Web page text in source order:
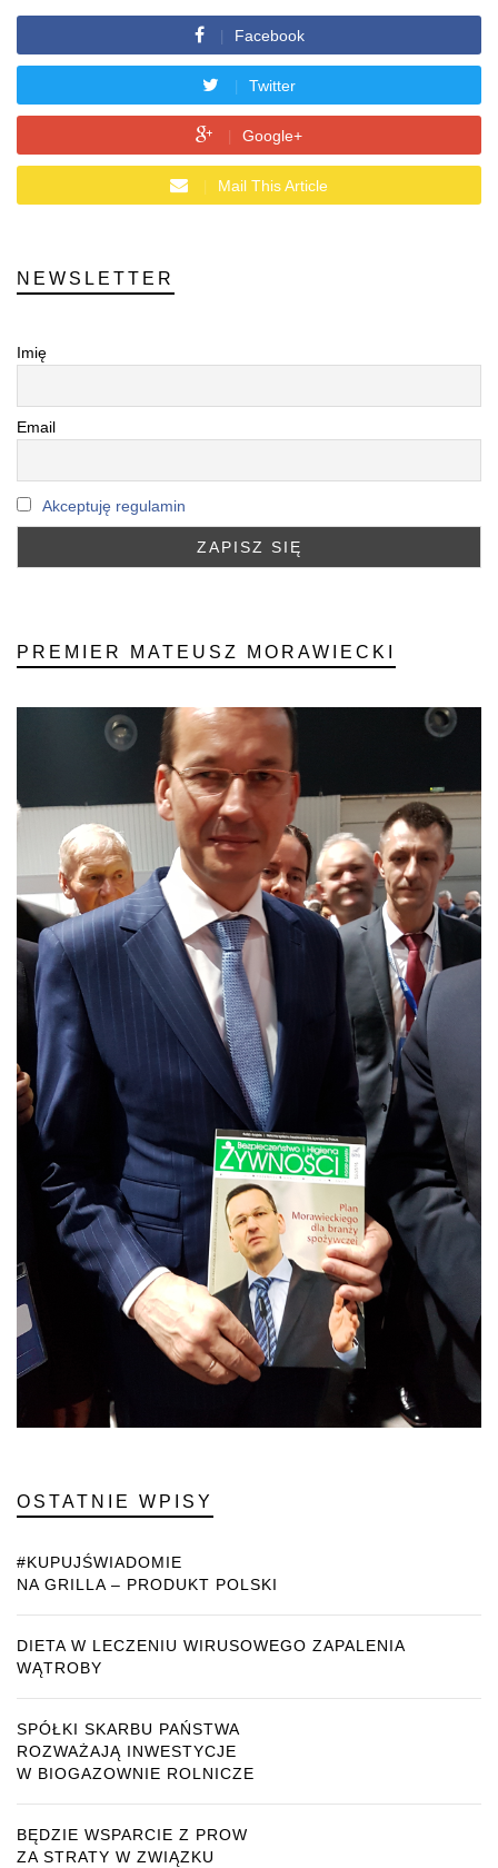
Facebook
Twitter
Google+
Mail This Article
NEWSLETTER
Imię
Email
Akceptuję regulamin
PREMIER MATEUSZ MORAWIECKI
OSTATNIE WPISY
#KUPUJŚWIADOMIE
NA GRILLA – PRODUKT POLSKI
DIETA W LECZENIU WIRUSOWEGO ZAPALENIA
WĄTROBY
SPÓŁKI SKARBU PAŃSTWA
ROZWAŻAJĄ INWESTYCJE
W BIOGAZOWNIE ROLNICZE
BĘDZIE WSPARCIE Z PROW
ZA STRATY W ZWIĄZKU